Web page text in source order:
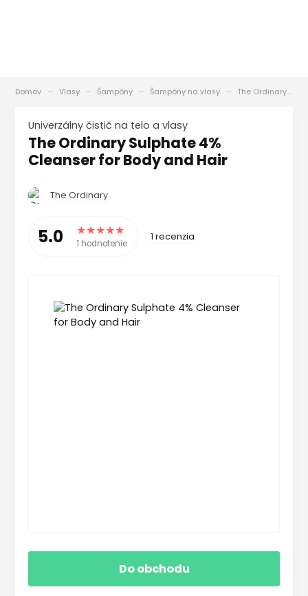
Domov Vlasy Šampóny Šampóny na vlasy The Ordinary Sulphate 4% Cleanser for Body and Hair
Univerzálny čistič na telo a vlasy
The Ordinary Sulphate 4%
Cleanser for Body and Hair
The Ordinary
5.0 1 hodnotenie
1 recenzia
Do obchodu